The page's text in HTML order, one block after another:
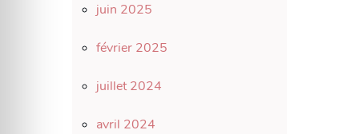
juin 2025
février 2025
juillet 2024
avril 2024